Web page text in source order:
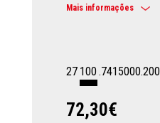
Mais informações
27 100 .7415000.200
72,30€